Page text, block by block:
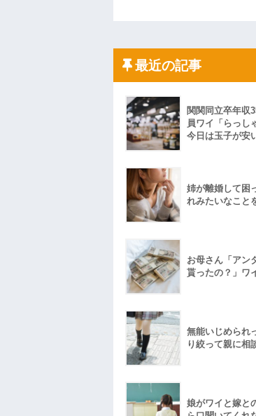
最近の記事
関関同立卒年収
員ワイ「らっし
今日は玉子が安
姉が離婚して困
れみたいなこと
お母さん「アン
貰ったの？」ワ
無能いじめられ
り絞って親に相
娘がワイと嫁と